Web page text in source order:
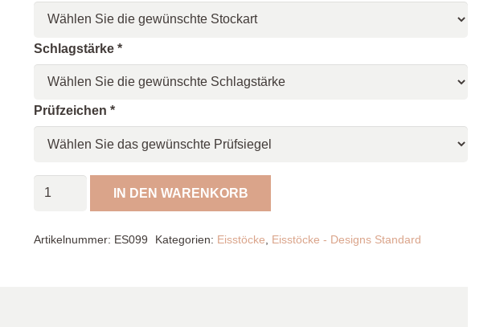
Schlagstärke*
Prüfzeichen*
Eisstock
IN DEN WARENKORB
Artikelnummer: ES099 Kategorien: Eisstöcke Eisstöcke - Designs Standard